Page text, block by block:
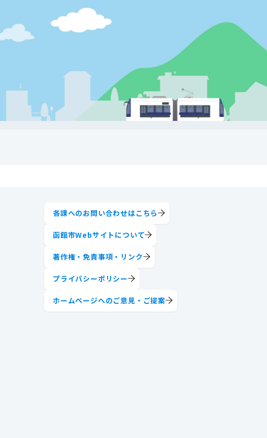
各課へのお問い合わせはこちら
函館市Webサイトについて
著作権・免責事項・リンク
プライバシーポリシー
ホームページへのご意見・ご提案